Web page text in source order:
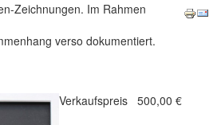
Zeichnungen. Im Rahmen
verso dokumentiert.
Verkaufspreis 500,00 €